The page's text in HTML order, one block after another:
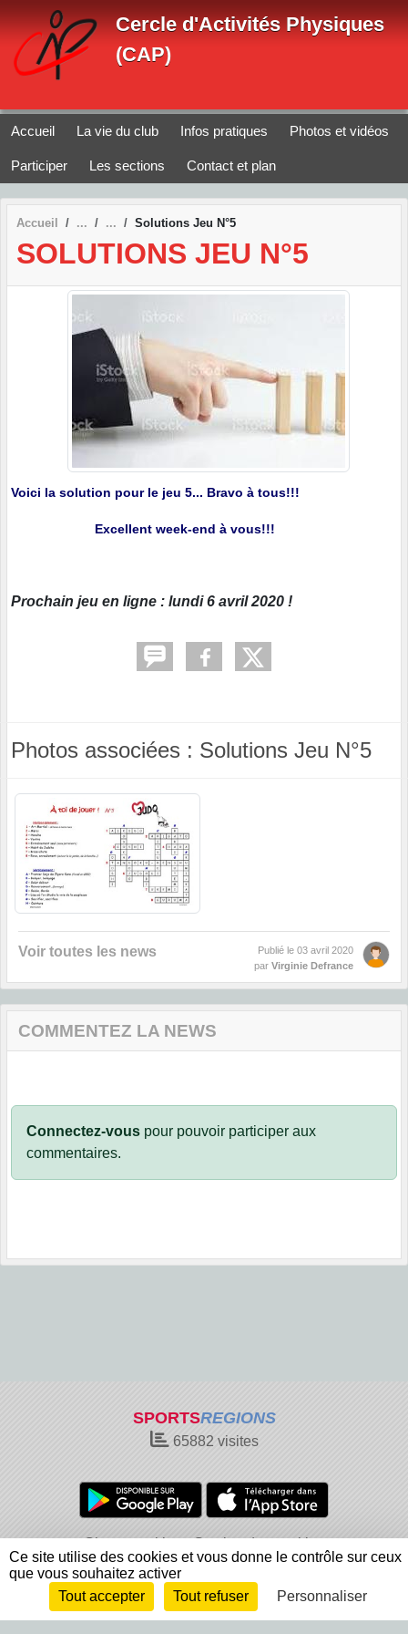
Cercle d'Activités Physiques
(CAP)
Accueil La vie du club Infos pratiques Photos et vidéos
Participer Les sections Contact et plan
Accueil Solutions Jeu N°5
SOLUTIONS JEU N°5
Voici la solution pour le jeu 5... Bravo à tous!!!
Excellent week-end à vous!!!
Prochain jeu en ligne : lundi 6 avril 2020 !
Photos associées : Solutions Jeu N°5
Voir toutes les news Publié le 03 avril 2020
par Virginie Defrance
COMMENTEZ LA NEWS
Connectez-vous pour pouvoir participer aux
commentaires.
SPORTSREGIONS
65882 visites
Charte cookies
Gestion des cookies
Informations légales
Signaler un contenu inapproprié
Envie de participer ? Connexion
Panneau de gestion des cookies
Ce site utilise des cookies et vous donne le contrôle sur ceux
que vous souhaitez activer
Tout accepter
Tout refuser Personnaliser